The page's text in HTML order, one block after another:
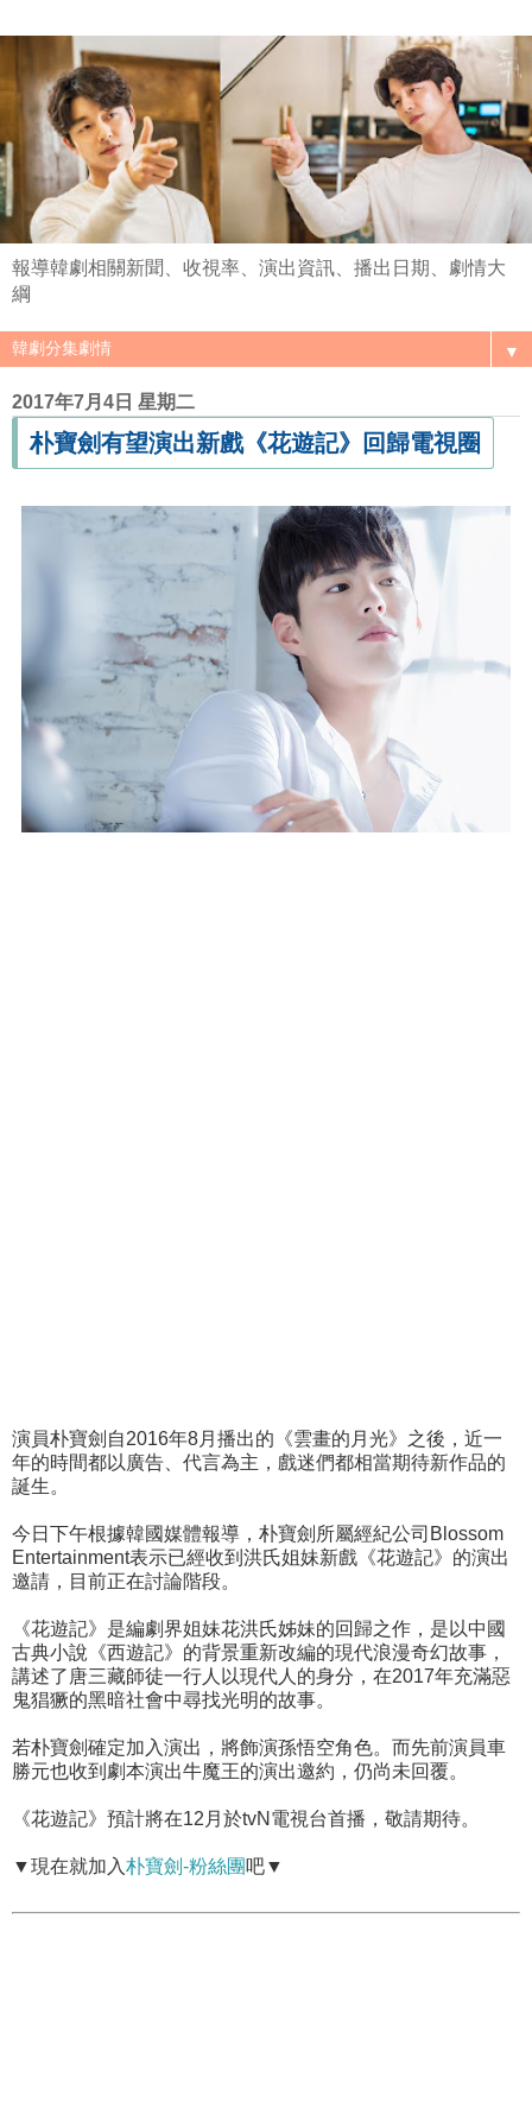
報導韓劇相關新聞、收視率、演出資訊、播出日期、劇情大
綱
▼
2017年7月4日 星期二
朴寶劍有望演出新戲《花遊記》回歸電視圈
演員朴寶劍自2016年8月播出的《雲畫的月光》之後，近一
年的時間都以廣告、代言為主，戲迷們都相當期待新作品的
誕生。
今日下午根據韓國媒體報導，朴寶劍所屬經紀公司Blossom
Entertainment表示已經收到洪氏姐妹新戲《花遊記》的演出
邀請，目前正在討論階段。
《花遊記》是編劇界姐妹花洪氏姊妹的回歸之作，是以中國
古典小說《西遊記》的背景重新改編的現代浪漫奇幻故事，
講述了唐三藏師徒一行人以現代人的身分，在2017年充滿惡
鬼猖獗的黑暗社會中尋找光明的故事。
若朴寶劍確定加入演出，將飾演孫悟空角色。而先前演員車
勝元也收到劇本演出牛魔王的演出邀約，仍尚未回覆。
《花遊記》預計將在12月於tvN電視台首播，敬請期待。
▼現在就加入朴寶劍-粉絲團 吧▼